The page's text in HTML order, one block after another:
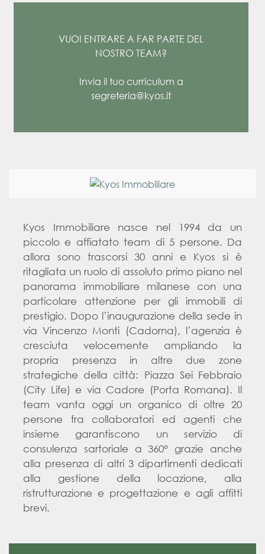
VUOI ENTRARE A FAR PARTE DEL
NOSTRO TEAM?
Invia il tuo curriculum a
segreteria@kyos.it
Kyos Immobiliare nasce nel 1994 da un
piccolo e affiatato team di 5 persone. Da
allora sono trascorsi 30 anni e Kyos si è
ritagliata un ruolo di assoluto primo piano nel
panorama immobiliare milanese con una
particolare attenzione per gli immobili di
prestigio. Dopo l’inaugurazione della sede in
via Vincenzo Monti (Cadorna), l’agenzia è
cresciuta velocemente ampliando la
propria presenza in altre due zone
strategiche della città: Piazza Sei Febbraio
(City Life) e via Cadore (Porta Romana). Il
team vanta oggi un organico di oltre 20
persone fra collaboratori ed agenti che
insieme garantiscono un servizio di
consulenza sartoriale a 360° grazie anche
alla presenza di altri 3 dipartimenti dedicati
alla gestione della locazione, alla
ristrutturazione e progettazione e agli affitti
brevi.